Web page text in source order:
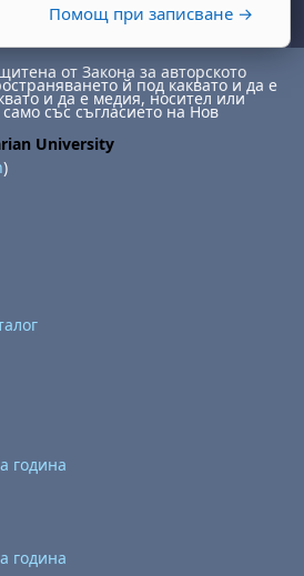
Помощ при записване →
от Закона за авторското
й под каквато и да е
и да е медия, носител или
със съгласието на Нов
University
)
година
година